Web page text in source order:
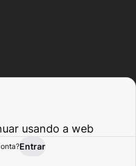
Atividade
usando a web
Entrar